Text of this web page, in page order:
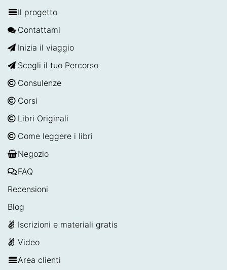
Il progetto
Contattami
Inizia il viaggio
Scegli il tuo Percorso
Consulenze
Corsi
Libri Originali
Come leggere i libri
Negozio
FAQ
Recensioni
Blog
Iscrizioni e materiali gratis
Video
Area clienti